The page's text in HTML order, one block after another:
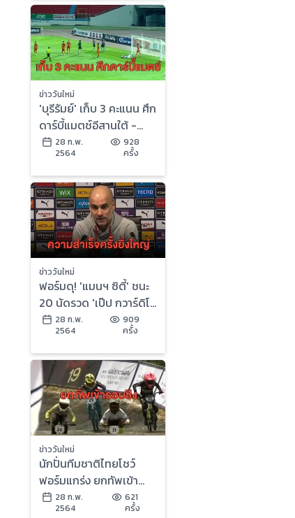
ข่าววันใหม่
'บุรีรัมย์' เก็บ 3 คะแนน ศึก
ดาร์บี้แมตช์อีสานใต้ -
'เมืองทอง' บุกชนะ 'ตราด'
คว้าชัย 3 เกมติด
28 ก.พ.
2564
928
ครั้ง
ข่าววันใหม่
ฟอร์มดุ! 'แมนฯ ซิตี้' ชนะ
20 นัดรวด 'เป๊ป กวาร์ดิโอ
ล่า' ลั่นเป็นความสำเร็จ
ครั้งยิ่งใหญ่
28 ก.พ.
2564
909
ครั้ง
ข่าววันใหม่
นักปั่นทีมชาติไทยโชว์
ฟอร์มแกร่ง ยกทัพเข้า
รอบชิงการแข่งขันกีฬา
จักรยาน BMX
28 ก.พ.
2564
621
ครั้ง